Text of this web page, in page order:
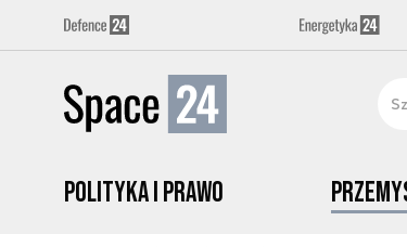
Polityka i prawo